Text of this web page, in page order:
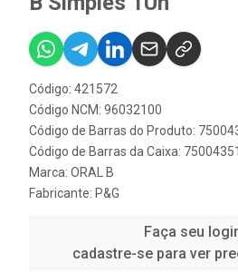
Código: 421572
Código NCM: 96032100
Código de Barras do Produto:
Código de Barras da Caixa:
Marca: ORAL B
Fabricante: P&G
Faça seu
cadastre-se para ver